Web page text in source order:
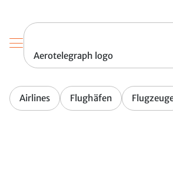
Aerotelegraph logo
Airlines Flughäfen